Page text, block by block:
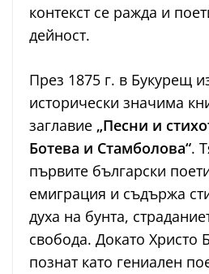
контекст се ражда и
дейност.
През 1875 г. в Букурещ
исторически значима
заглавие „Песни и
Ботева и Стамболова“.
първите български
емиграция и съдържа
духа на бунта,
свобода. Докато Христо
познат като гениален